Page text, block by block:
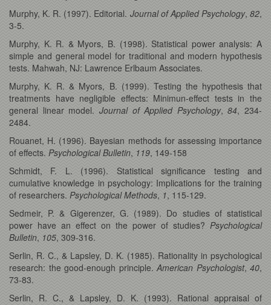
Murphy, K. R. (1997). Editorial. Journal of Applied Psychology,82,
3-5.
Murphy, K. R. & Myors, B. (1998). Statistical power analysis: A
simple and general model for traditional and modern hypothesis
tests. Mahwah, NJ: Lawrence Erlbaum Associates.
Murphy, K. R. & Myors, B. (1999). Testing the hypothesis that
treatments have negligible effects: Minimun-effect tests in the
general linear model. Journal of Applied Psychology,84, 234-
2484.
Rouanet, H. (1996). Bayesian methods for assessing importance
of effects. Psychological Bulletin, 119, 149-158
Schmidt, F. L. (1996). Statistical significance testing and
cumulative knowledge in psychology: Implications for the training
of researchers. Psychological Methods, 1, 115-129.
Sedmeir, P. & Gigerenzer, G. (1989). Do studies of statistical
power have an effect on the power of studies? Psychological
Bulletin, 105, 309-316.
Serlin, R. C., & Lapsley, D. K. (1985). Rationality in psychological
research: the good-enough principle. American Psychologist, 40,
73-83.
Serlin, R. C., & Lapsley, D. K. (1993). Rational appraisal of